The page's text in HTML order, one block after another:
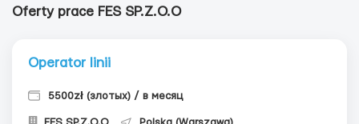
Oferty prace FES SP.Z.O.O
Operator linii
5500zł (злотых) / в месяц